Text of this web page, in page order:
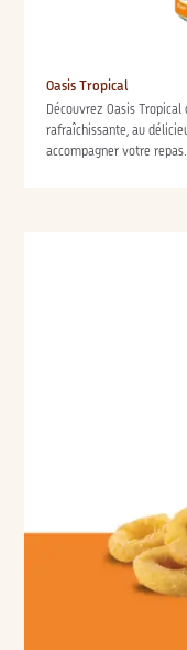
Oasis Tropical
Découvrez Oasis
rafraîchissante, au
accompagner votre repas.